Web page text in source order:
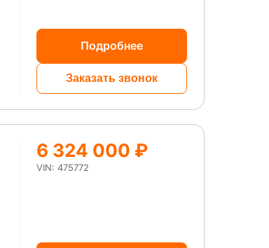
Подробнее
Заказать звонок
6 324 000 ₽
VIN: 475772